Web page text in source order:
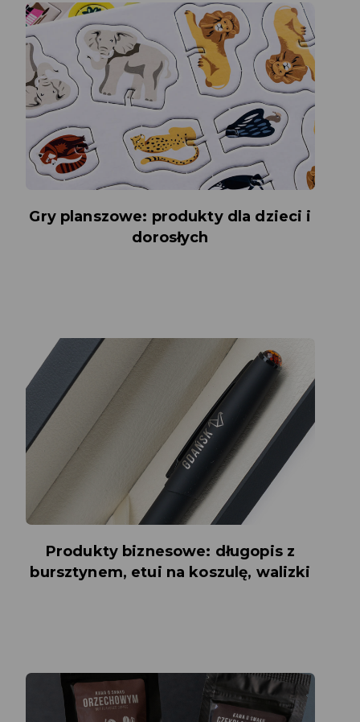
Gry planszowe: produkty dla dzieci i
dorosłych
Produkty biznesowe: długopis z
bursztynem, etui na koszulę, walizki